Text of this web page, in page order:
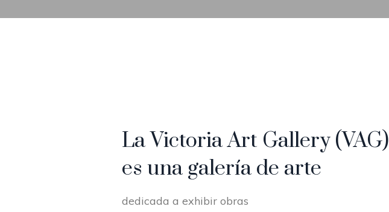
La Victoria Art Gallery (VAG)
es una galería de arte
dedicada a exhibir obras